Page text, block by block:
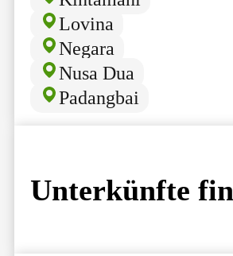
Lovina
Negara
Nusa Dua
Padangbai
Unterkünfte